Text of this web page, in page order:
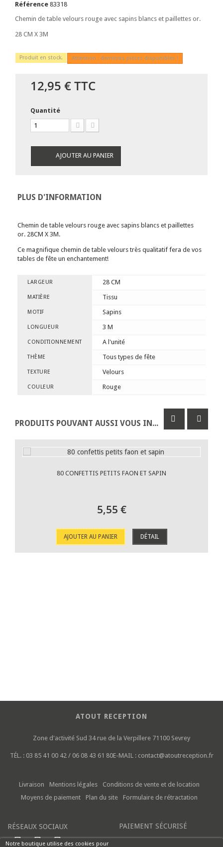
Notre boutique utilise des cookies pour
Référence 83318
Chemin de table velours rouge avec sapins blancs et paillettes or.
28 CM X 3M
Produit en stock. Attention : dernières pièces disponibles !
12,95 €TTC
Quantité
AJOUTER AU PANIER
PLUS D'INFORMATION
Chemin de table velours rouge avec sapins blancs et paillettes
or. 28CM X 3M.
Ce magnifique chemin de table velours très qualitatif fera de vos
tables de fête un enchantement!
LARGEUR 28 CM
MATIÈRE Tissu
MOTIF Sapins
LONGUEUR 3 M
CONDITIONNEMENT A l'unité
THÈME Tous types de fête
TEXTURE Velours
COULEUR Rouge
PRODUITS POUVANT AUSSI VOUS INTÉRESSER
80 CONFETTIS PETITS FAON ET SAPIN
5,55 €
AJOUTER AU PANIER DÉTAIL
ATOUT RECEPTION
Zone d'activité Sud 34 rue de la Verpillere 71100 Sevrey
TÉL. : 03 85 41 00 42 / 06 08 43 61 80E-MAIL : contact@atoutreception.fr
Livraison Mentions légales
Conditions de vente et de location
Moyens de paiement
Plan du site Formulaire de rétractation
RÉSEAUX SOCIAUX PAIEMENT SÉCURISÉ